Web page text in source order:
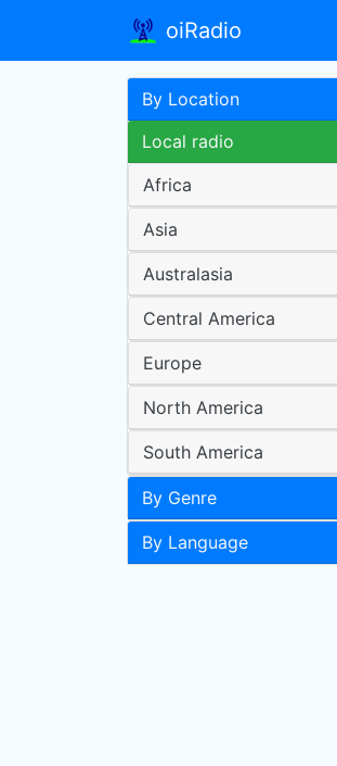
oiRadio
By Location
Local radio
Africa
Asia
Australasia
Central America
Europe
North America
South America
By Genre
By Language